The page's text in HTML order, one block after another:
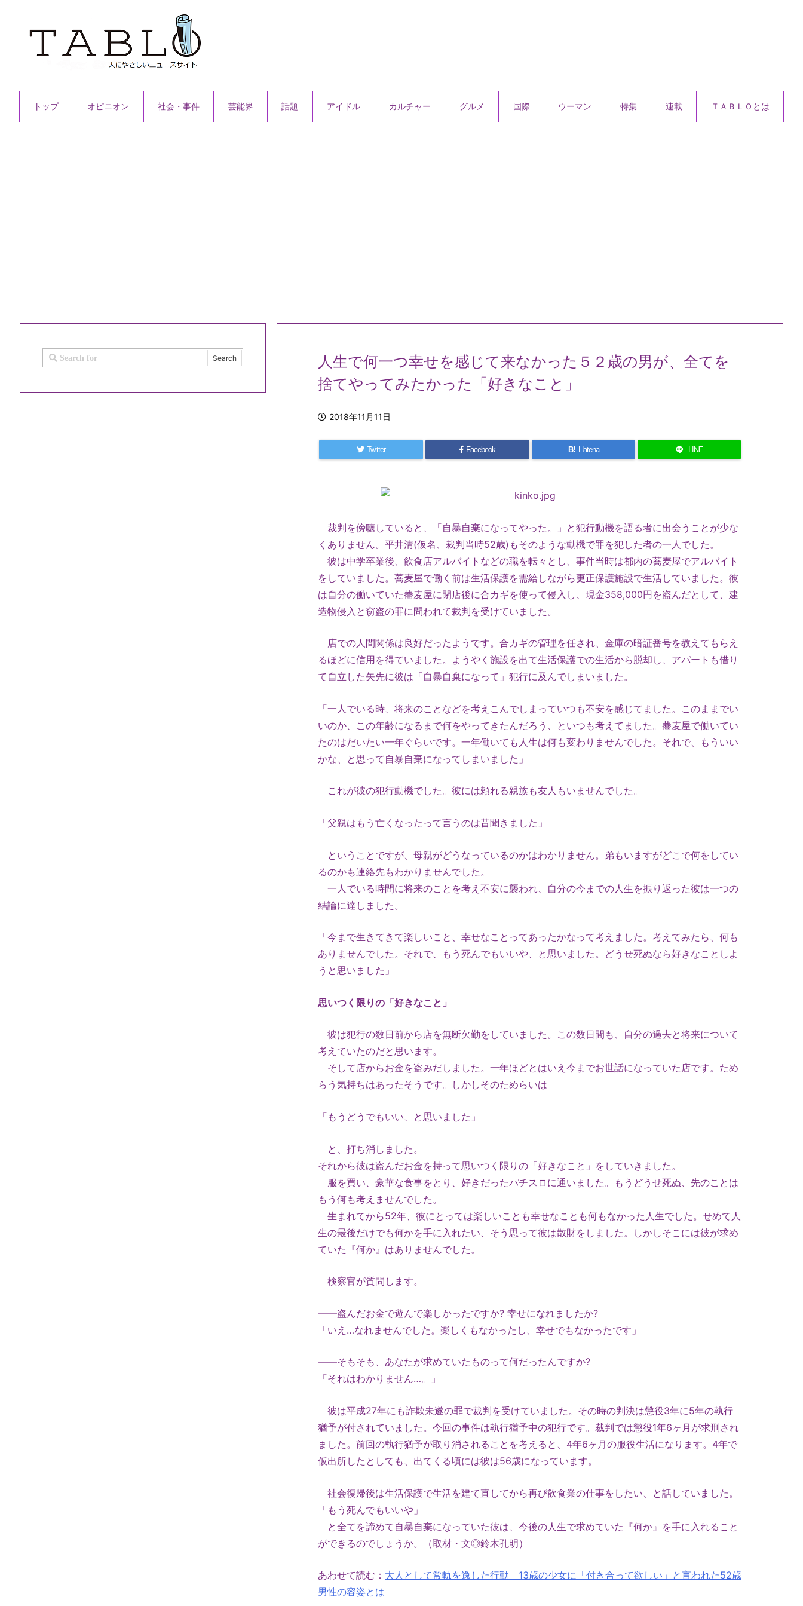
トップ オピニオン 社会・事件 芸能界 話題 アイドル カルチャー グルメ 国際 ウーマン 特集 連載 ＴＡＢＬＯとは
人生で何一つ幸せを感じて来なかった５２歳の男が、全てを
捨てやってみたかった「好きなこと」
2018年11月11日
Twitter Facebook B! Hatena LINE
裁判を傍聴していると、「自暴自棄になってやった。」と犯行動機を語る者に出会うことが少な
くありません。平井清(仮名、裁判当時52歳)もそのような動機で罪を犯した者の一人でした。
彼は中学卒業後、飲食店アルバイトなどの職を転々とし、事件当時は都内の蕎麦屋でアルバイト
をしていました。蕎麦屋で働く前は生活保護を需給しながら更正保護施設で生活していました。彼
は自分の働いていた蕎麦屋に閉店後に合カギを使って侵入し、現金358,000円を盗んだとして、建
造物侵入と窃盗の罪に問われて裁判を受けていました。
店での人間関係は良好だったようです。合カギの管理を任され、金庫の暗証番号を教えてもらえ
るほどに信用を得ていました。ようやく施設を出て生活保護での生活から脱却し、アパートも借り
て自立した矢先に彼は「自暴自棄になって」犯行に及んでしまいました。
「一人でいる時、将来のことなどを考えこんでしまっていつも不安を感じてました。このままでい
いのか、この年齢になるまで何をやってきたんだろう、といつも考えてました。蕎麦屋で働いてい
たのはだいたい一年ぐらいです。一年働いても人生は何も変わりませんでした。それで、もういい
かな、と思って自暴自棄になってしまいました」
これが彼の犯行動機でした。彼には頼れる親族も友人もいませんでした。
「父親はもう亡くなったって言うのは昔聞きました」
ということですが、母親がどうなっているのかはわかりません。弟もいますがどこで何をしてい
るのかも連絡先もわかりませんでした。
一人でいる時間に将来のことを考え不安に襲われ、自分の今までの人生を振り返った彼は一つの
結論に達しました。
「今まで生きてきて楽しいこと、幸せなことってあったかなって考えました。考えてみたら、何も
ありませんでした。それで、もう死んでもいいや、と思いました。どうせ死ぬなら好きなことしよ
うと思いました」
思いつく限りの「好きなこと」
彼は犯行の数日前から店を無断欠勤をしていました。この数日間も、自分の過去と将来について
考えていたのだと思います。
そして店からお金を盗みだしました。一年ほどとはいえ今までお世話になっていた店です。ため
らう気持ちはあったそうです。しかしそのためらいは
「もうどうでもいい、と思いました」
と、打ち消しました。
それから彼は盗んだお金を持って思いつく限りの「好きなこと」をしていきました。
服を買い、豪華な食事をとり、好きだったパチスロに通いました。もうどうせ死ぬ、先のことは
もう何も考えませんでした。
生まれてから52年、彼にとっては楽しいことも幸せなことも何もなかった人生でした。せめて人
生の最後だけでも何かを手に入れたい、そう思って彼は散財をしました。しかしそこには彼が求め
ていた『何か』はありませんでした。
検察官が質問します。
――盗んだお金で遊んで楽しかったですか? 幸せになれましたか?
「いえ…なれませんでした。楽しくもなかったし、幸せでもなかったです」
――そもそも、あなたが求めていたものって何だったんですか?
「それはわかりません…。」
彼は平成27年にも詐欺未遂の罪で裁判を受けていました。その時の判決は懲役3年に5年の執行
猶予が付されていました。今回の事件は執行猶予中の犯行です。裁判では懲役1年6ヶ月が求刑され
ました。前回の執行猶予が取り消されることを考えると、4年6ヶ月の服役生活になります。4年で
仮出所したとしても、出てくる頃には彼は56歳になっています。
社会復帰後は生活保護で生活を建て直してから再び飲食業の仕事をしたい、と話していました。
「もう死んでもいいや」
と全てを諦めて自暴自棄になっていた彼は、今後の人生で求めていた『何か』を手に入れること
ができるのでしょうか。（取材・文◎鈴木孔明）
あわせて読む： 大人として常軌を逸した行動 13歳の少女に「付き合って欲しい」と言われた52歳
男性の容姿とは